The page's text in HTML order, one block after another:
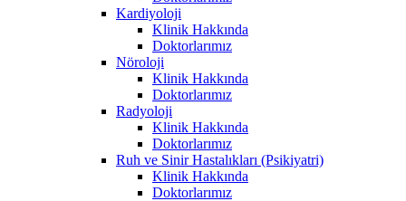
Kardiyoloji
Klinik Hakkında
Doktorlarımız
Nöroloji
Klinik Hakkında
Doktorlarımız
Radyoloji
Klinik Hakkında
Doktorlarımız
Ruh ve Sinir Hastalıkları (Psikiyatri)
Klinik Hakkında
Doktorlarımız